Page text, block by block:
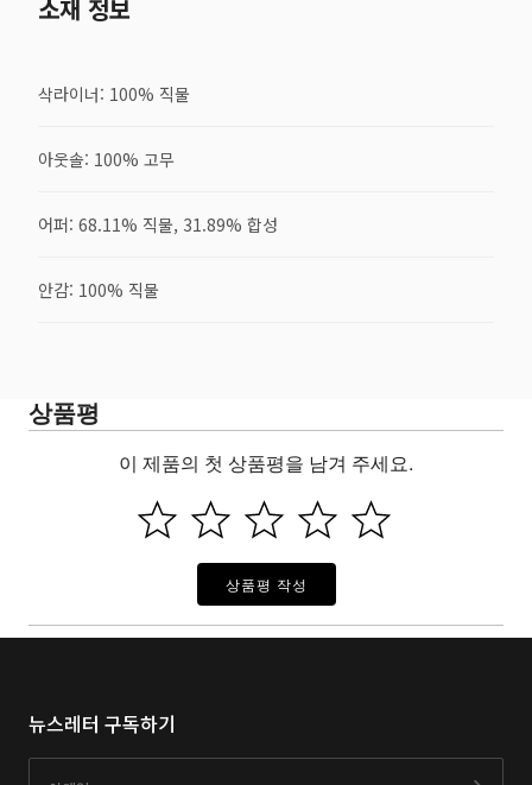
소재 정보
삭라이너: 100% 직물
아웃솔: 100% 고무
어퍼: 68.11% 직물, 31.89% 합성
안감: 100% 직물
상품평
이 제품의 첫 상품평을 남겨 주세요.
상품평 작성
뉴스레터 구독하기